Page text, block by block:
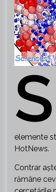
S
elemente
HotNews.
Contrar
rămâne